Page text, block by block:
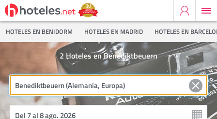
HOTELES EN BENIDORM HOTELES EN MADRID HOTELES EN
Hoteles en Benediktbeuern
2